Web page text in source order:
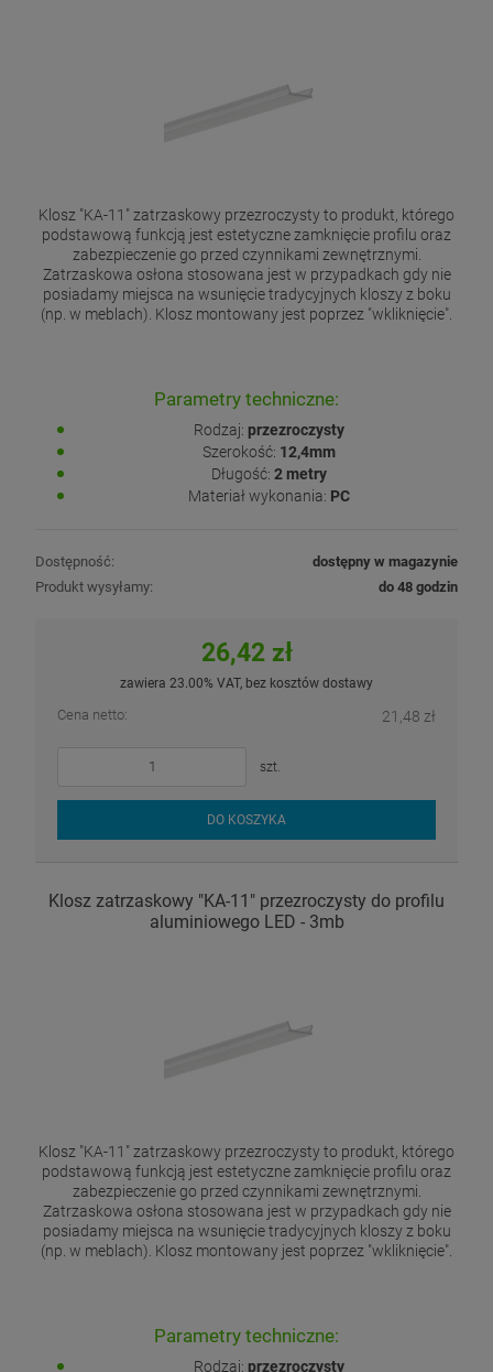
Klosz "KA-11" zatrzaskowy przezroczysty to produkt, którego
podstawową funkcją jest estetyczne zamknięcie profilu oraz
zabezpieczenie go przed czynnikami zewnętrznymi.
Zatrzaskowa osłona stosowana jest w przypadkach gdy nie
posiadamy miejsca na wsunięcie tradycyjnych kloszy z boku
(np. w meblach). Klosz montowany jest poprzez "wkliknięcie".
Parametry techniczne:
Rodzaj: przezroczysty
Szerokość: 12,4mm
Długość: 2 metry
Materiał wykonania: PC
Dostępność:
dostępny w magazynie
Produkt wysyłamy:
do 48 godzin
26,42 zł
zawiera 23.00% VAT, bez kosztów dostawy
Cena netto: 21,48 zł
szt.
DO KOSZYKA
Klosz zatrzaskowy "KA-11" przezroczysty do profilu
aluminiowego LED - 3mb
Klosz "KA-11" zatrzaskowy przezroczysty to produkt, którego
podstawową funkcją jest estetyczne zamknięcie profilu oraz
zabezpieczenie go przed czynnikami zewnętrznymi.
Zatrzaskowa osłona stosowana jest w przypadkach gdy nie
posiadamy miejsca na wsunięcie tradycyjnych kloszy z boku
(np. w meblach). Klosz montowany jest poprzez "wkliknięcie".
Parametry techniczne:
Rodzaj: przezroczysty